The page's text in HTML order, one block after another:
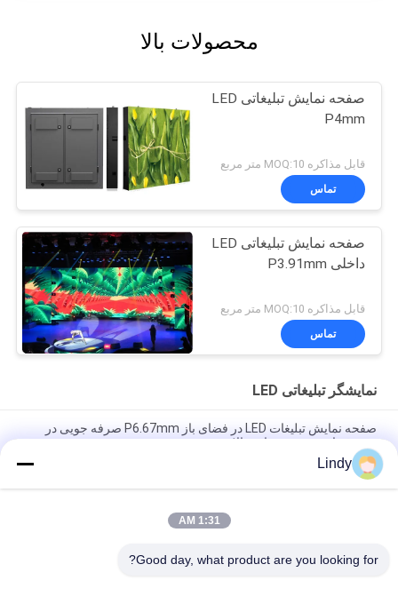
محصولات بالا
صفحه نمایش تبلیغاتی LED
P4mm
قابل مذاکره MOQ:10 متر مربع
تماس
صفحه نمایش تبلیغاتی LED
داخلی P3.91mm
قابل مذاکره MOQ:10 متر مربع
تماس
نمایشگر تبلیغاتی LED
صفحه نمایش تبلیغات LED در فضای باز P6.67mm صرفه جویی در
مصرف انرژی و روشنایی بالا
320x320mm
Lindy
1:31 AM
Good day, what product are you looking for?